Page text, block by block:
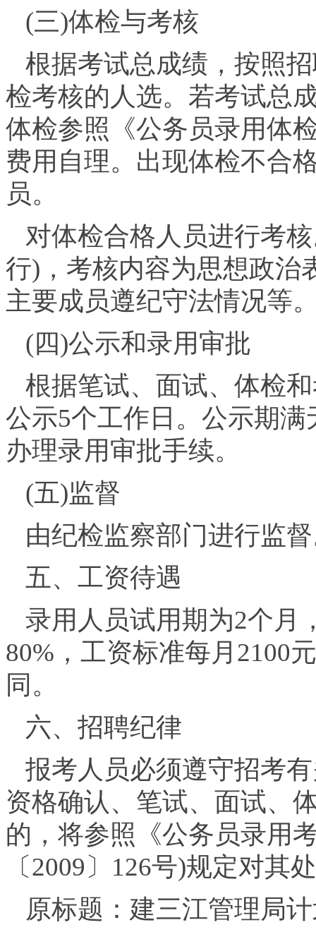
(三)体检与考核
根据考试总成绩，按照
检考核的人选。若考试总
体检参照《公务员录用体
费用自理。出现体检不合
员。
对体检合格人员进行考
行)，考核内容为思想政治
主要成员遵纪守法情况等
(四)公示和录用审批
根据笔试、面试、体检
公示5个工作日。公示期
办理录用审批手续。
(五)监督
由纪检监察部门进行监
五、工资待遇
录用人员试用期为2个月
80%，工资标准每月2100
同。
六、招聘纪律
报考人员必须遵守招考
资格确认、笔试、面试、
的，将参照《公务员录用
〔2009〕126号)规定对其
原标题：建三江管理局